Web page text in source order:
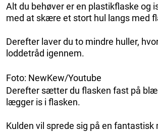
Alt du behøver er en plastikflaske og
med at skære et stort hul langs med
Derefter laver du to mindre huller,
loddetråd igennem.
Foto: NewKew/Youtube
Derefter sætter du flasken fast på
lægger is i flasken.
Kulden vil sprede sig på en fantastisk